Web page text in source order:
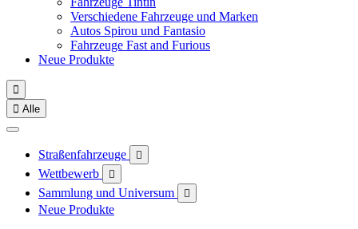
Verschiedene Fahrzeuge und Marken
Autos Spirou und Fantasio
Fahrzeuge Fast and Furious
Neue Produkte

 Alle
Straßenfahrzeuge 
Wettbewerb 
Sammlung und Universum 
Neue Produkte